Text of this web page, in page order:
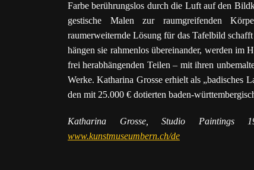
Farbe berührungslos durch die Luft auf den
gestische Malen zur raumgreifenden
raumerweiternde Lösung für das Tafelbild
hängen sie rahmenlos übereinander, werden im
frei herabhängenden Teilen – mit ihren
Werke. Katharina Grosse erhielt als „badisches
den mit 25.000 € dotierten baden-
Katharina Grosse, Studio Paintings
www.kunstmuseumbern.ch/de